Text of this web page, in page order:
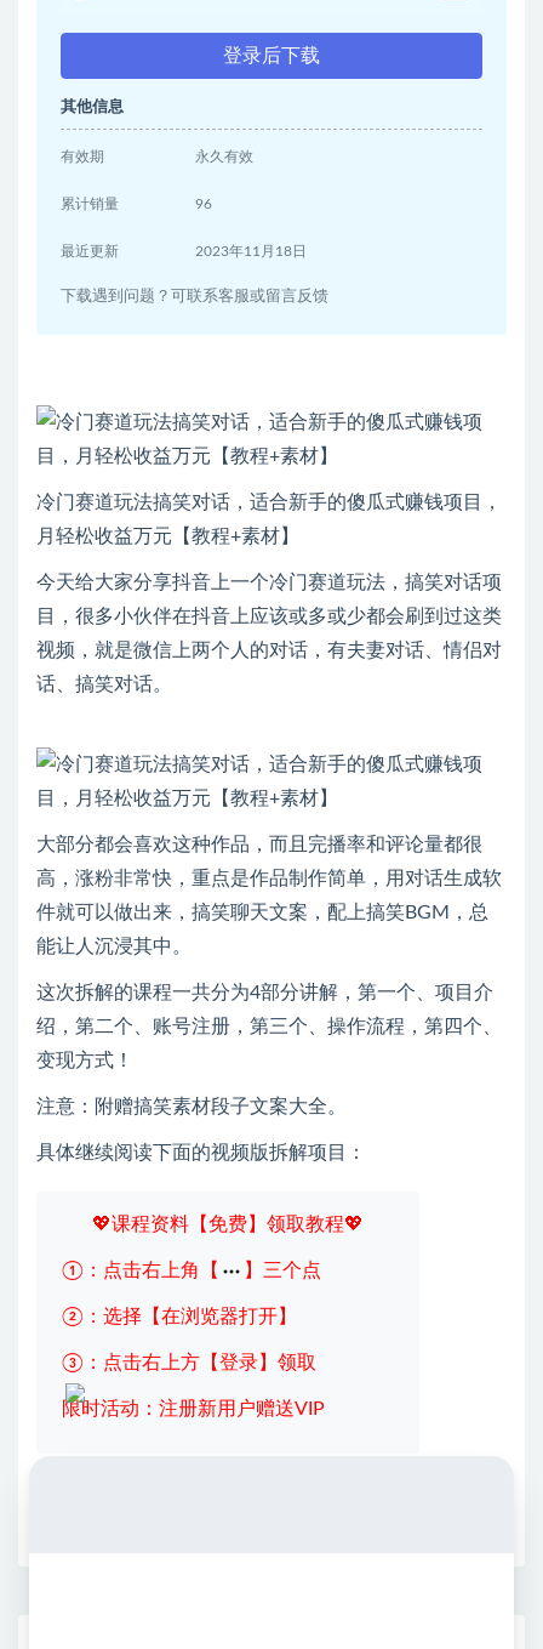
登录后下载
其他信息
有效期 永久有效
累计销量 96
最近更新 2023年11月18日
下载遇到问题？可联系客服或留言反馈
冷门赛道玩法搞笑对话，适合新手的傻瓜式赚钱项目，
月轻松收益万元【教程+素材】
今天给大家分享抖音上一个冷门赛道玩法，搞笑对话项
目，很多小伙伴在抖音上应该或多或少都会刷到过这类
视频，就是微信上两个人的对话，有夫妻对话、情侣对
话、搞笑对话。
大部分都会喜欢这种作品，而且完播率和评论量都很
高，涨粉非常快，重点是作品制作简单，用对话生成软
件就可以做出来，搞笑聊天文案，配上搞笑BGM，总
能让人沉浸其中。
这次拆解的课程一共分为4部分讲解，第一个、项目介
绍，第二个、账号注册，第三个、操作流程，第四个、
变现方式！
注意：附赠搞笑素材段子文案大全。
具体继续阅读下面的视频版拆解项目：
💖课程资料【免费】领取教程💖
①：点击右上角【 】三个点
②：选择【在浏览器打开】
③：点击右上方【登录】领取
限时活动：注册新用户赠送VIP